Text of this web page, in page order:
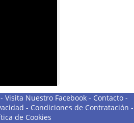
Visita Nuestro Facebook- Contacto-
- Condiciones de Contratación -
de Cookies